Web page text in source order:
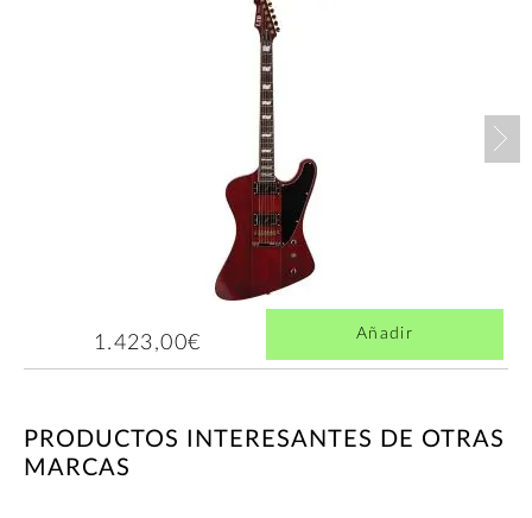
1.423,00€ Añadir
PRODUCTOS INTERESANTES DE OTRAS
MARCAS